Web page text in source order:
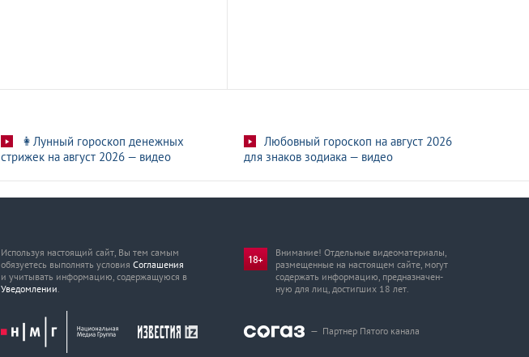
👩Лунный гороскоп денежных
стрижек на август 2026 — видео
Любовный гороскоп на август 2026
для знаков зодиака — видео
Используя настоящий сайт, Вы тем самым
обязуетесь выполнять условия Соглашения
и учитывать информацию, содержащуюся в
Уведомлении.
Внимание! Отдельные видеоматериалы,
размещенные на настоящем сайте, могут
содержать информацию, предназначен­
ную для лиц, достигших 18 лет.
— Партнер Пятого канала